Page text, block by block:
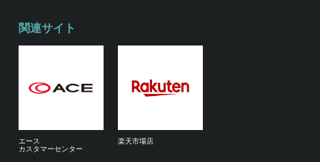
関連サイト
エース
カスタマーセンター
楽天市場店